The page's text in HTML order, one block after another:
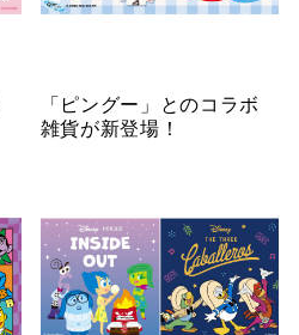
「ピングー」とのコラボ
雑貨が新登場！